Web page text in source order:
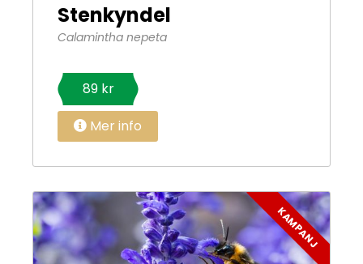
Stenkyndel
Calamintha nepeta
89 kr
Mer info